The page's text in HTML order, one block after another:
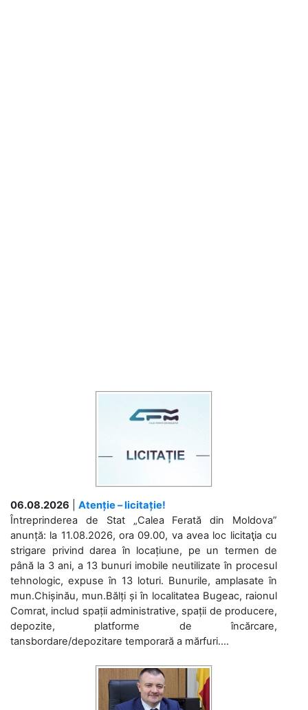
06.08.2026
Atenție – licitație!
Întreprinderea de Stat „Calea Ferată din Moldova”
anunță: la 11.08.2026, ora 09.00, va avea loc licitaţia cu
strigare privind darea în locațiune, pe un termen de
până la 3 ani, a 13 bunuri imobile neutilizate în procesul
tehnologic, expuse în 13 loturi. Bunurile, amplasate în
mun.Chișinău, mun.Bălți și în localitatea Bugeac, raionul
Comrat, includ spații administrative, spații de producere,
depozite, platforme de încărcare,
tansbordare/depozitare temporară a mărfuri....